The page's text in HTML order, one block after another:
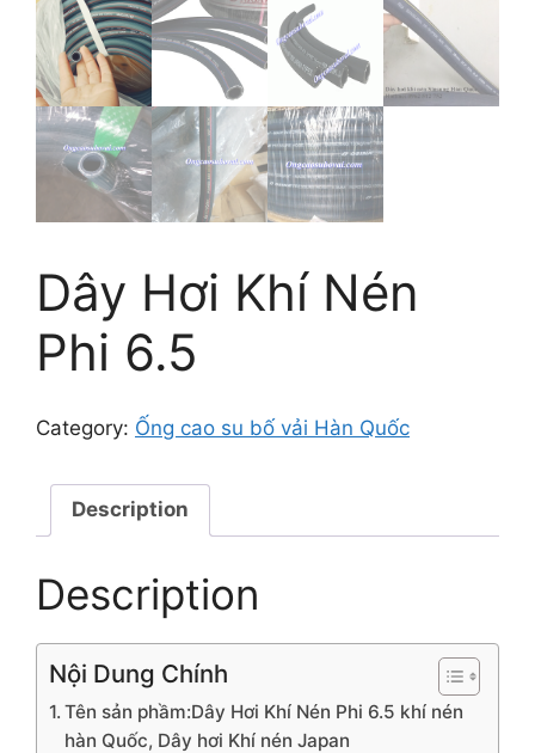
Dây Hơi Khí Nén
Phi 6.5
Category: Ống cao su bố vải Hàn Quốc
Description
Description
Nội Dung Chính
Tên sản phầm:Dây Hơi Khí Nén Phi 6.5 khí nén
hàn Quốc, Dây hơi Khí nén Japan